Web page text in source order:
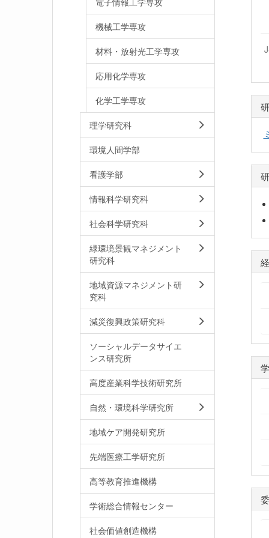
機械工学専攻
材料・放射光工学専攻
応用化学専攻
化学工学専攻
理学研究科
環境人間学部
看護学部
情報科学研究科
社会科学研究科
緑環境景観マネジメント
研究科
地域資源マネジメント研
究科
減災復興政策研究科
ソーシャルデータサイエ
ンス研究所
高度産業科学技術研究所
自然・環境科学研究所
地域ケア開発研究所
先端医療工学研究所
高等教育推進機構
学術総合情報センター
社会価値創造機構